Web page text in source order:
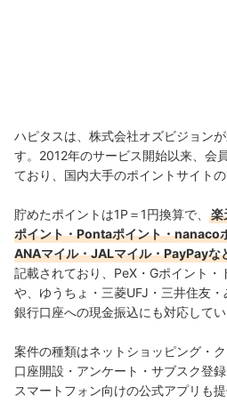
ハピタスは、株式会社オズビジョン
す。2012年のサービス開始以来、会
ており、国内大手のポイントサイト
貯めたポイントは1P＝1円換算で、
楽
ポイント・Pontaポイント・nanaco
ANAマイル・JALマイル・PayPayな
記載されており、PeX・Gポイント
や、ゆうちょ・三菱UFJ・三井住友
銀行口座への現金振込にも対応してい
案件の種類はネットショッピング・
口座開設・アンケート・サブスク登
スマートフォン向けの公式アプリも提